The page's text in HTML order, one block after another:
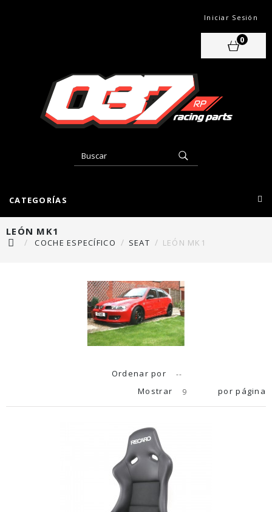
Iniciar Sesión
0
CATEGORÍAS
LEÓN MK1
COCHE ESPECÍFICO SEAT LEÓN MK1
Ordenar por --
Mostrar 9 por página